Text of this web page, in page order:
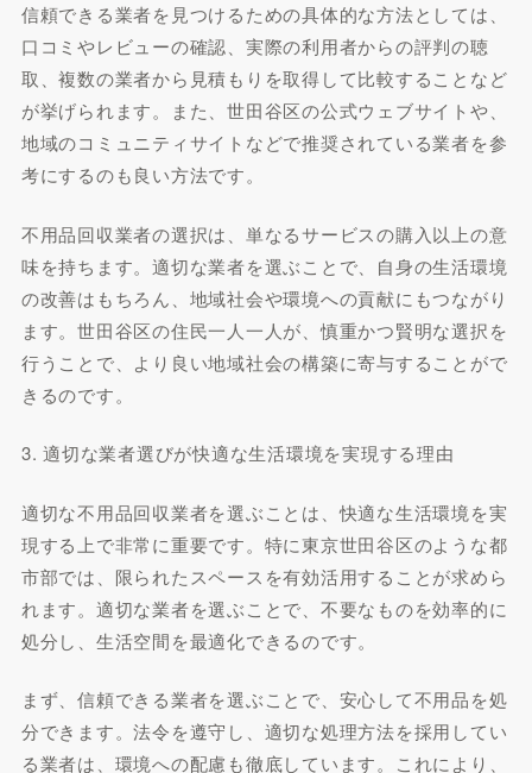
信頼できる業者を見つけるための具体的な方法としては、
口コミやレビューの確認、実際の利用者からの評判の聴
取、複数の業者から見積もりを取得して比較することなど
が挙げられます。また、世田谷区の公式ウェブサイトや、
地域のコミュニティサイトなどで推奨されている業者を参
考にするのも良い方法です。
不用品回収業者の選択は、単なるサービスの購入以上の意
味を持ちます。適切な業者を選ぶことで、自身の生活環境
の改善はもちろん、地域社会や環境への貢献にもつながり
ます。世田谷区の住民一人一人が、慎重かつ賢明な選択を
行うことで、より良い地域社会の構築に寄与することがで
きるのです。
3. 適切な業者選びが快適な生活環境を実現する理由
適切な不用品回収業者を選ぶことは、快適な生活環境を実
現する上で非常に重要です。特に東京世田谷区のような都
市部では、限られたスペースを有効活用することが求めら
れます。適切な業者を選ぶことで、不要なものを効率的に
処分し、生活空間を最適化できるのです。
まず、信頼できる業者を選ぶことで、安心して不用品を処
分できます。法令を遵守し、適切な処理方法を採用してい
る業者は、環境への配慮も徹底しています。これにより、